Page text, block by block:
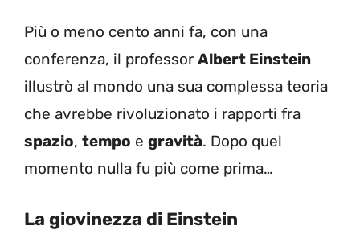
Più o meno cento anni fa, con una
conferenza, il professor Albert Einstein
illustrò al mondo una sua complessa teoria
che avrebbe rivoluzionato i rapporti fra
spazio, tempo e gravità. Dopo quel
momento nulla fu più come prima…
La giovinezza di Einstein